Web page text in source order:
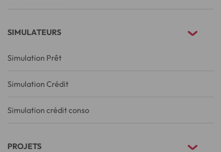
SIMULATEURS
Simulation Prêt
Simulation Crédit
Simulation crédit conso
PROJETS